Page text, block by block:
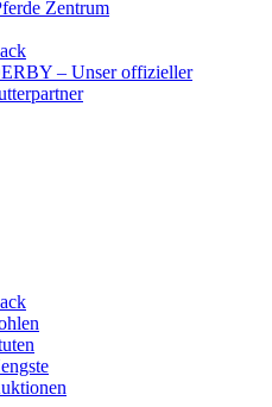
Zentrum
– Unser offizieller